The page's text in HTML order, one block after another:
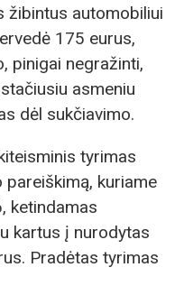
žibintus automobiliui
175 eurus,
pinigai negražinti,
asmeniu
dėl sukčiavimo.
tyrimas
kuriame
ketindamas
kartus į nurodytas
Pradėtas tyrimas